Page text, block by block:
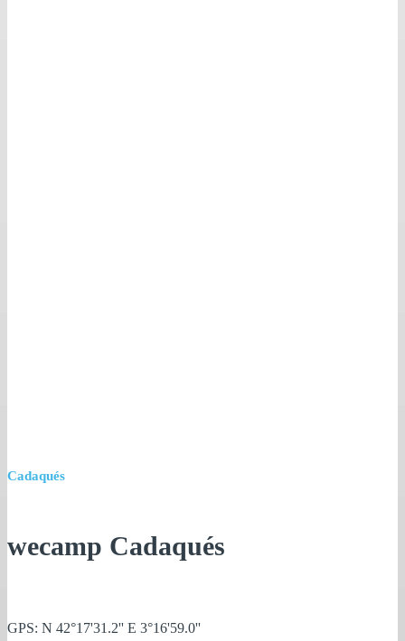
Cadaqués
wecamp Cadaqués
GPS: N 42°17'31.2'' E 3°16'59.0''